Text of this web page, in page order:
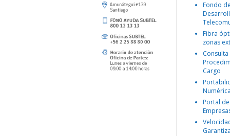
Fondo
Fibra
zonas
Consulta
Cargo
Portal